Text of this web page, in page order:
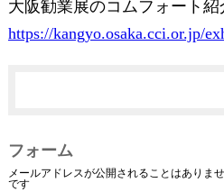
大阪勧業展のコムフォート
https://kangyo.osaka.cci.or.jp/
フォーム
メールアドレスが公開されることはありませ
です